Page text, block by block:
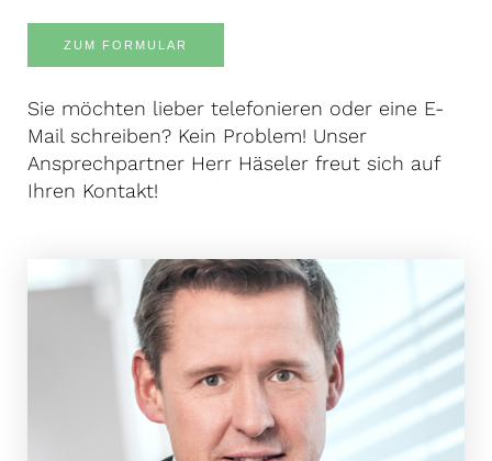
ZUM FORMULAR
Sie möchten lieber telefonieren oder eine E-
Mail schreiben? Kein Problem! Unser
Ansprechpartner Herr Häseler freut sich auf
Ihren Kontakt!